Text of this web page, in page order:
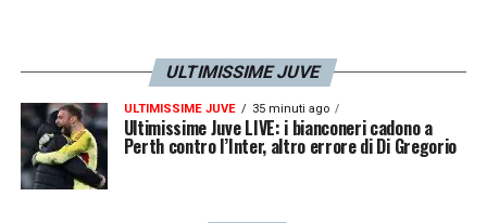
ULTIMISSIME JUVE
ULTIMISSIME JUVE 35 minuti ago
Ultimissime Juve LIVE: i bianconeri cadono a
Perth contro l’Inter, altro errore di Di Gregorio